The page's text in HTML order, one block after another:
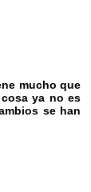
mucho que
ya no es
se han